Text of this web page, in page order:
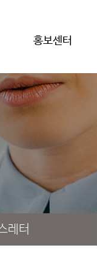
홍보센터
레터